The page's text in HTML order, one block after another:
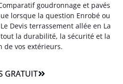
goudronnage et pavés
lorsque la question Enrobé ou
Devis terrassement allée en La
la durabilité, la sécurité et la
de vos extérieurs.
GRATUIT